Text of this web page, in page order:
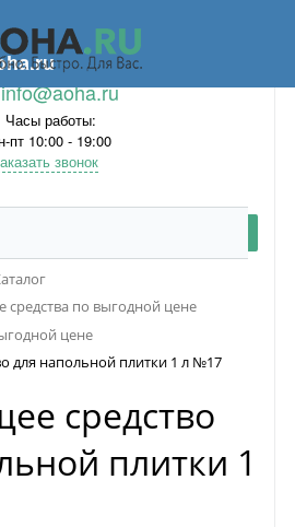
info@aoha.ru
Часы работы:
пт 10:00 - 19:00
звонок
по выгодной цене
цене
для напольной плитки 1 л №17
средство
плитки 1